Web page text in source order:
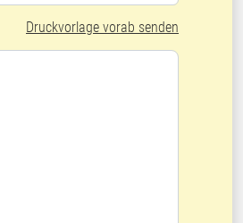
Druckvorlage vorab senden